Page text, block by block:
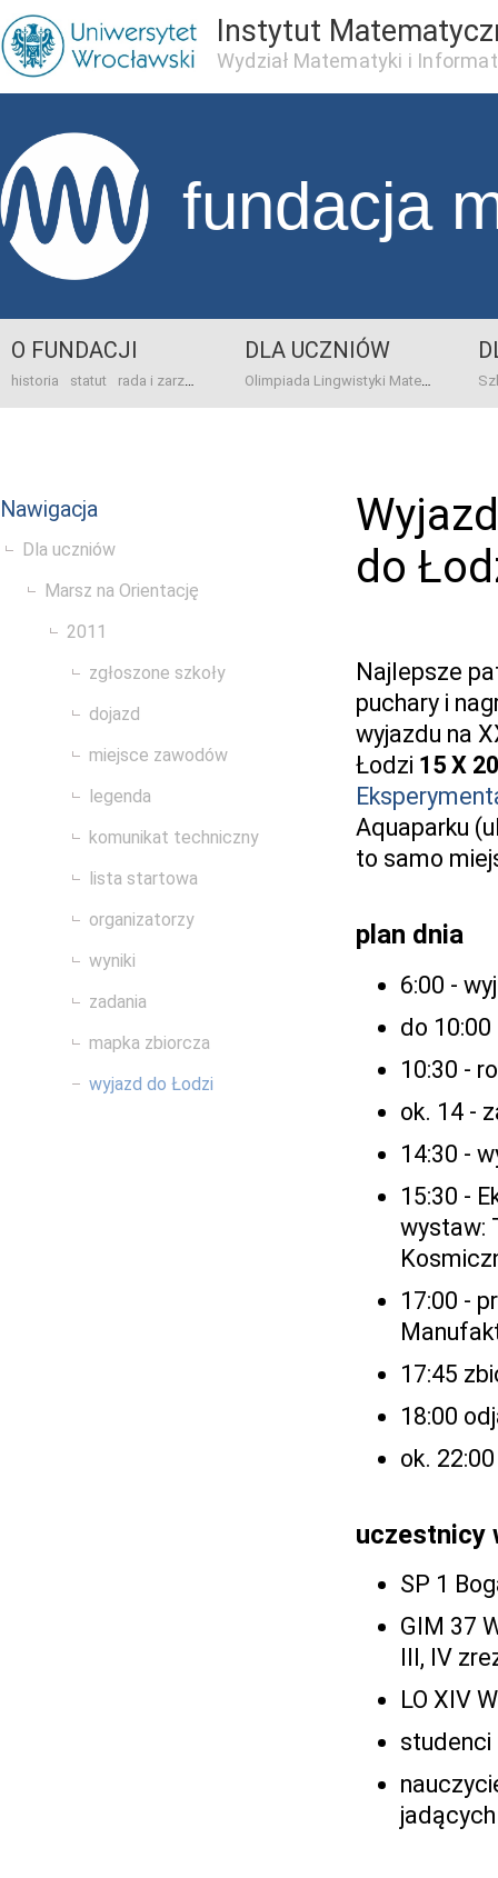
Instytut
Wydział Matematyki i
fundacja
O FUNDACJI
historia statut rada i zarząd dane bankowo-adresowe kontakt
DLA UCZNIÓW
Olimpiada Lingwistyki Matematycznej
Nawigacja
Dla uczniów
Marsz na Orientację
2011
zgłoszone szkoły
dojazd
miejsce zawodów
legenda
komunikat techniczny
lista startowa
organizatorzy
wyniki
zadania
mapka zbiorcza
wyjazd do Łodzi
do
Najlepsze
puchary i
wyjazdu na
Łodzi 15 X
Aquaparku
to samo
plan dnia
6:00 -
do
10:30 -
ok. 14 -
14:30 -
15:30 -
wystaw:
17:00 -
17:45
18:00
ok.
uczestnicy
SP 1
GIM 37
III, IV
LO XIV
studenci